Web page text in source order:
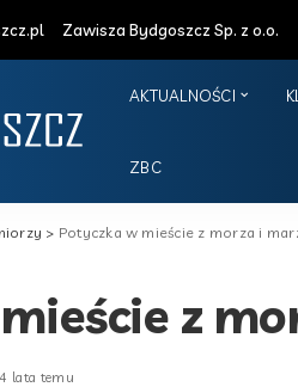
Zawisza Bydgoszcz Sp. z o.o.
AKTUALNOŚCI
ZBC
> Potyczka w mieście z morza i
z
4 lata temu